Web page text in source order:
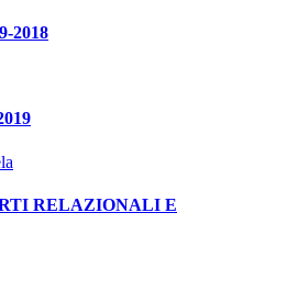
2018
RELAZIONALI E